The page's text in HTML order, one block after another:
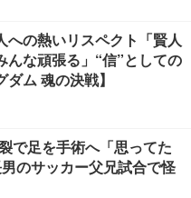
への熱いリスペクト「賢人
んな頑張る」“信”としての
ム 魂の決戦】
で足を手術へ「思ってた
のサッカー父兄試合で怪